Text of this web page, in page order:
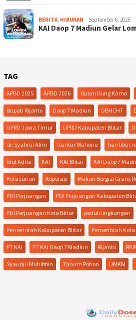
BERITA, HIBURAN September 6, 2025
KAI Daop 7 Madiun Gelar
TAG
APBD 2025 APBD 2026 Bulan Bung Karno
Bupati Rijanto Daop 7 Madiun DBHCHT
DPRD Jawa Timur DPRD Kabupaten Blitar
dr. Syahrul Alim Guntur Wahono hari libur
Idul Adha KAI KAI Blitar KAI Daop 7
Keracunan Koperasi Makan Bergizi Gratis
PDI Perjuangan PDI Perjuangan Kabupaten
PDI Perjuangan Kota Blitar peduli lingkungan
Pemerintah Kabupaten Blitar Pemerintah
PT KAI PT KAI Daop 7 Madiun Rijanto
Syauqul Muhibbin Tanam Pohon UMKM